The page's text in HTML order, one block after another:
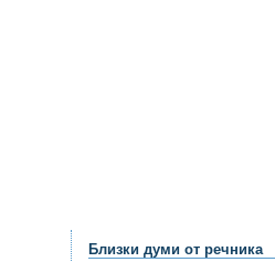
Близки думи от речника